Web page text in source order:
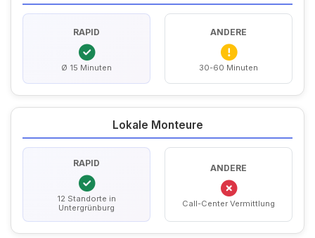
RAPID
Ø 15 Minuten
ANDERE
30-60 Minuten
Lokale Monteure
RAPID
12 Standorte in
Untergrünburg
ANDERE
Call-Center Vermittlung